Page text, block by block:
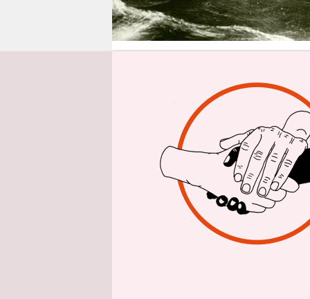
Die
Immerhin
gezogen
Hylas sich
weit
gesucht